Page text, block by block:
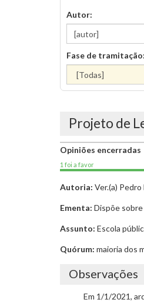
Autor:
Fase de tramitação:
Projeto de
Opiniões encerradas
1 foi a favor
Autoria: Ver.(a) Pedro
Ementa: Dispõe
Assunto: Escola
Quórum: maioria dos
Observações
Em 1/1/2021,